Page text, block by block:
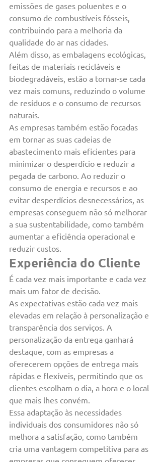
emissões de gases poluentes e o
consumo de combustíveis fósseis,
contribuindo para a melhoria da
qualidade do ar nas cidades.
Além disso, as embalagens ecológicas,
feitas de materiais recicláveis e
biodegradáveis, estão a tornar-se cada
vez mais comuns, reduzindo o volume
de resíduos e o consumo de recursos
naturais.
As empresas também estão focadas
em tornar as suas cadeias de
abastecimento mais eficientes para
minimizar o desperdício e reduzir a
pegada de carbono. Ao reduzir o
consumo de energia e recursos e ao
evitar desperdícios desnecessários, as
empresas conseguem não só melhorar
a sua sustentabilidade, como também
aumentar a eficiência operacional e
reduzir custos.
Experiência do Cliente
É cada vez mais importante e cada vez
mais um fator de decisão.
As expectativas estão cada vez mais
elevadas em relação à personalização e
transparência dos serviços. A
personalização da entrega ganhará
destaque, com as empresas a
oferecerem opções de entrega mais
rápidas e flexíveis, permitindo que os
clientes escolham o dia, a hora e o local
que mais lhes convém.
Essa adaptação às necessidades
individuais dos consumidores não só
melhora a satisfação, como também
cria uma vantagem competitiva para as